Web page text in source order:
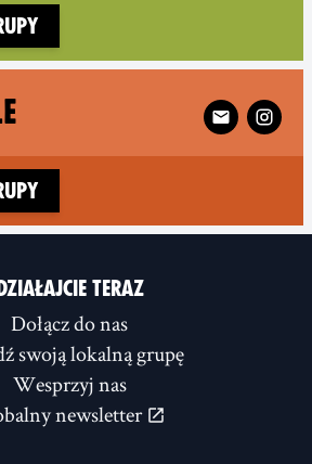
Follow XR
TERAZ
Dołącz do nas
swoją lokalną grupę
Wesprzyj nas
newsletter